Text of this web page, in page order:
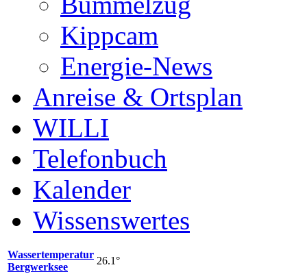
Kippcam
Energie-News
Anreise & Ortsplan
WILLI
Telefonbuch
Kalender
Wissenswertes
Wassertemperatur
Bergwerksee
26.1°